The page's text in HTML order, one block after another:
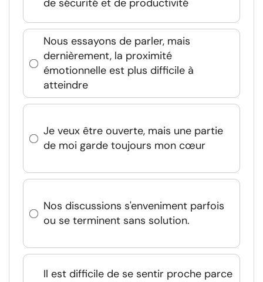
Nous essayons de parler, mais
dernièrement, la proximité
émotionnelle est plus difficile à
atteindre
Je veux être ouverte, mais une partie
de moi garde toujours mon cœur
Nos discussions s'enveniment parfois
ou se terminent sans solution.
Il est difficile de se sentir proche parce